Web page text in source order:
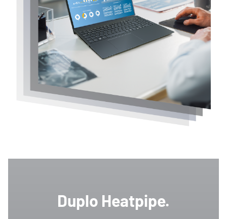
Duplo Heatpipe.